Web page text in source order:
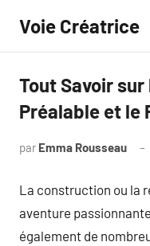
contenu
Voie Créatrice
Tout Savoir
Préalable et le
par Emma Rousseau
La construction ou la
aventure
également de